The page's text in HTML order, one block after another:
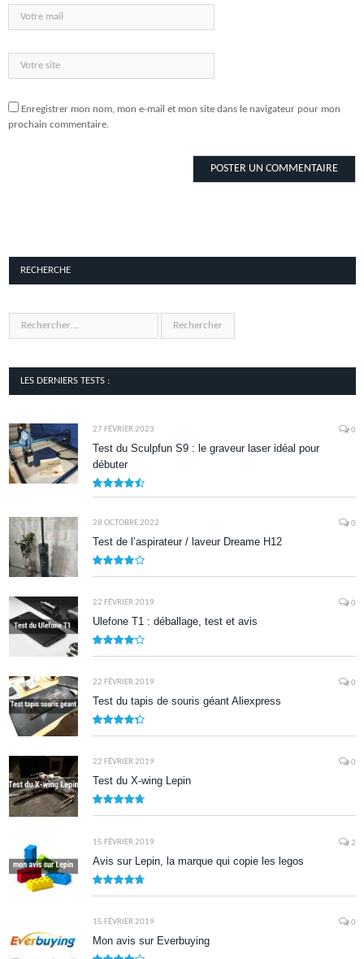
Enregistrer mon nom, mon e-mail et mon site dans le navigateur pour mon
prochain commentaire.
RECHERCHE
LES DERNIERS TESTS :
27 FÉVRIER 2023 0
Test du Sculpfun S9 : le graveur laser idéal pour
débuter
28 OCTOBRE 2022 0
Test de l’aspirateur / laveur Dreame H12
22 FÉVRIER 2019 0
Ulefone T1 : déballage, test et avis
22 FÉVRIER 2019 0
Test du tapis de souris géant Aliexpress
22 FÉVRIER 2019 0
Test du X-wing Lepin
15 FÉVRIER 2019 2
Avis sur Lepin, la marque qui copie les legos
15 FÉVRIER 2019 0
Mon avis sur Everbuying